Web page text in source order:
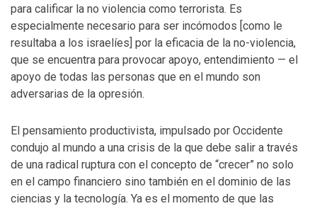
para calificar la no violencia como terrorista. Es
especialmente necesario para ser incómodos [como le
resultaba a los israelíes] por la eficacia de la no-violencia,
que se encuentra para provocar apoyo, entendimiento — el
apoyo de todas las personas que en el mundo son
adversarias de la opresión.
El pensamiento productivista, impulsado por Occidente
condujo al mundo a una crisis de la que debe salir a través
de una radical ruptura con el concepto de “crecer” no solo
en el campo financiero sino también en el dominio de las
ciencias y la tecnología. Ya es el momento de que las